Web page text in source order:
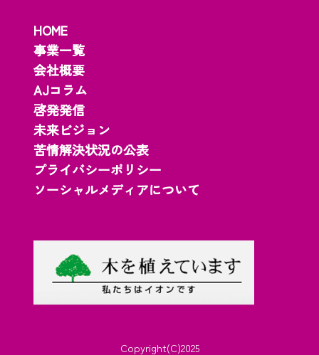
HOME
事業一覧
会社概要
AJコラム
啓発発信
未来ビジョン
苦情解決状況の公表
プライバシーポリシー
ソーシャルメディアについて
Copyright(C)2025